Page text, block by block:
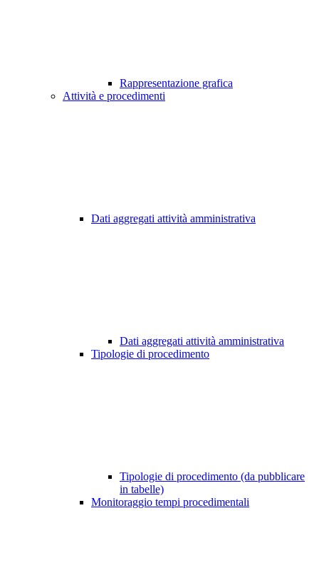
Rappresentazione grafica
Attività e procedimenti
Dati aggregati attività amministrativa
Dati aggregati attività amministrativa
Tipologie di procedimento
Tipologie di procedimento (da pubblicare
in tabelle)
Monitoraggio tempi procedimentali